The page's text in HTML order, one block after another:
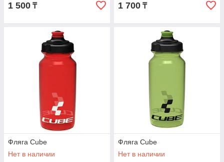
1 500 ₸ 1 700 ₸
Фляга Cube
Нет в наличии
Фляга Cube
Нет в наличии